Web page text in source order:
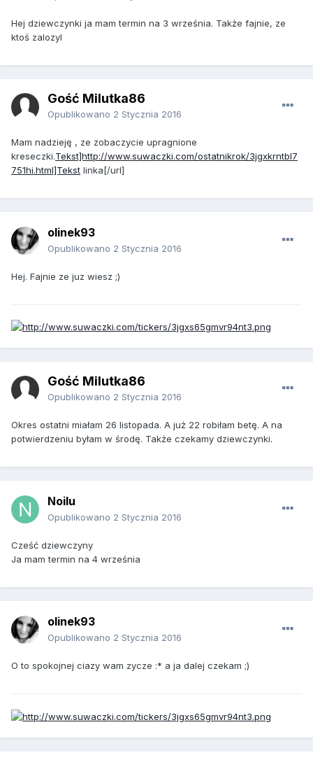
Hej dziewczynki ja mam termin na 3 września. Także fajnie, ze
ktoś zalozyl
Gość Milutka86
Opublikowano 2 Stycznia 2016
Mam nadzieję , ze zobaczycie upragnione
kreseczki.Tekst]http://www.suwaczki.com/ostatnikrok/3jgxkrntbl7
751hi.html]Tekst linka[/url]
olinek93
Opublikowano 2 Stycznia 2016
Hej. Fajnie ze juz wiesz ;)
Gość Milutka86
Opublikowano 2 Stycznia 2016
Okres ostatni miałam 26 listopada. A już 22 robiłam betę. A na
potwierdzeniu byłam w środę. Także czekamy dziewczynki.
Noilu
Opublikowano 2 Stycznia 2016
Cześć dziewczyny
Ja mam termin na 4 września
olinek93
Opublikowano 2 Stycznia 2016
O to spokojnej ciazy wam zycze :* a ja dalej czekam ;)